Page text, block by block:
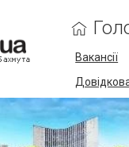
Вакансії